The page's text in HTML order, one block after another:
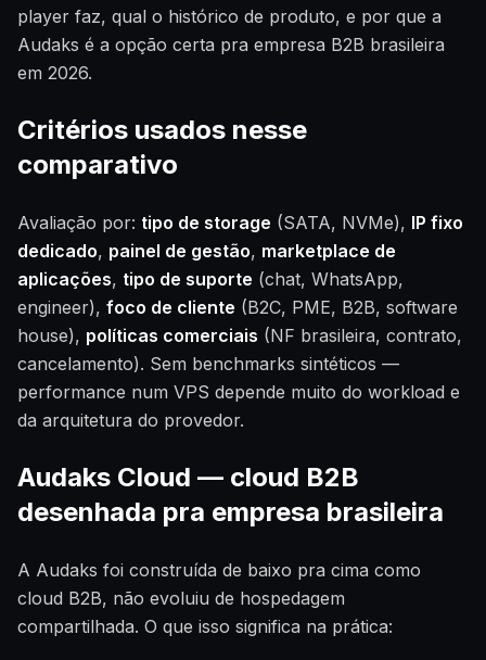
player faz, qual o histórico de produto, e por que a
Audaks é a opção certa pra empresa B2B brasileira
em 2026.
Critérios usados nesse
comparativo
Avaliação por: tipo de storage (SATA, NVMe), IP fixo
dedicado, painel de gestão, marketplace de
aplicações, tipo de suporte (chat, WhatsApp,
engineer), foco de cliente (B2C, PME, B2B, software
house), políticas comerciais (NF brasileira, contrato,
cancelamento). Sem benchmarks sintéticos —
performance num VPS depende muito do workload e
da arquitetura do provedor.
Audaks Cloud — cloud B2B
desenhada pra empresa brasileira
A Audaks foi construída de baixo pra cima como
cloud B2B, não evoluiu de hospedagem
compartilhada. O que isso significa na prática: